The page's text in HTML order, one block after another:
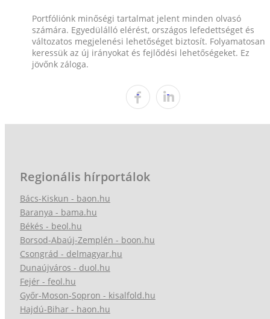
Portfóliónk minőségi tartalmat jelent minden olvasó
számára. Egyedülálló elérést, országos lefedettséget és
változatos megjelenési lehetőséget biztosít. Folyamatosan
keressük az új irányokat és fejlődési lehetőségeket. Ez
jövőnk záloga.
Regionális hírportálok
Bács-Kiskun - baon.hu
Baranya - bama.hu
Békés - beol.hu
Borsod-Abaúj-Zemplén - boon.hu
Csongrád - delmagyar.hu
Dunaújváros - duol.hu
Fejér - feol.hu
Győr-Moson-Sopron - kisalfold.hu
Hajdú-Bihar - haon.hu